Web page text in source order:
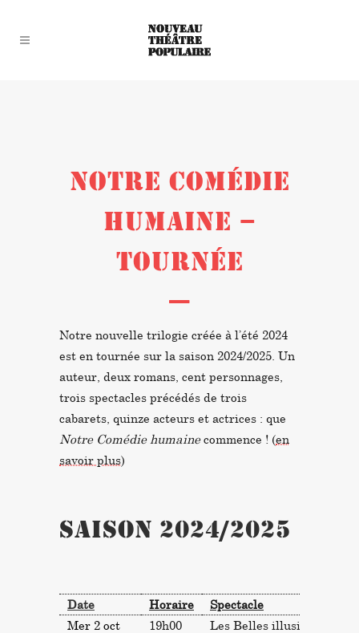
NOTRE COMÉDIE
HUMAINE –
TOURNÉE
—
Notre nouvelle trilogie créée à l’été 2024
est en tournée sur la saison 2024/2025. Un
auteur, deux romans, cent personnages,
trois spectacles précédés de trois
cabarets, quinze acteurs et actrices : que
Notre Comédie humainecommence ! (en
savoir plus)
saison 2024/2025
Date Horaire
Spectacle
Mer 2 oct
19h00
Les Belles illusions de la